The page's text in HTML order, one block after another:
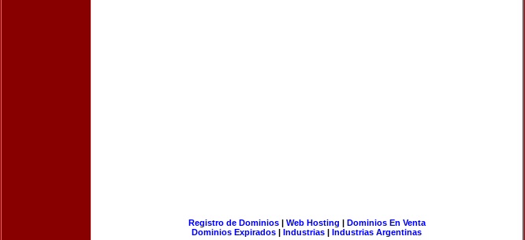
Registro de Dominios| Web Hosting | Dominios En Venta
Dominios Expirados | Industrias | Industrias Argentinas